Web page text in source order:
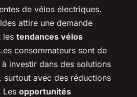
de vélos électriques.
attire une demande
les tendances vélos
consommateurs sont de
investir dans des solutions
avec des réductions
Les opportunités